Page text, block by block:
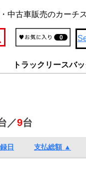
中古車販売のカーチス
0
トラックリースバッ
／9台
日 支払総額 ▲